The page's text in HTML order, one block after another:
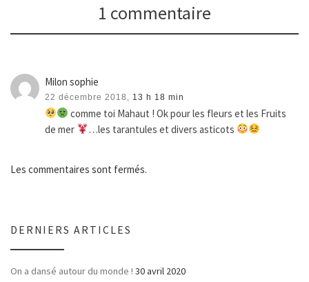
1 commentaire
Milon sophie
22 décembre 2018, 13 h 18 min
comme toi Mahaut ! Ok pour les fleurs et les Fruits
de mer
…les tarantules et divers asticots
Les commentaires sont fermés.
DERNIERS ARTICLES
On a dansé autour du monde ! 30 avril 2020